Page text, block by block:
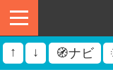
↑ ↓ 🧭ナビ